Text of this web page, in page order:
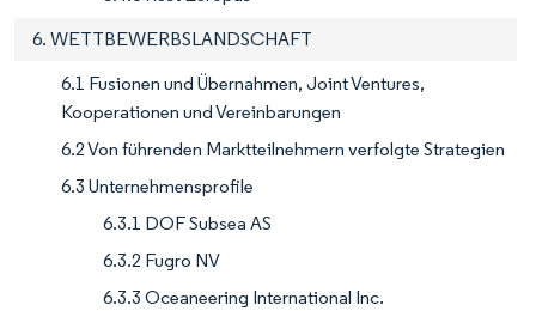
6. WETTBEWERBSLANDSCHAFT
6.1 Fusionen und Übernahmen, Joint Ventures,
Kooperationen und Vereinbarungen
6.2 Von führenden Marktteilnehmern verfolgte Strategien
6.3 Unternehmensprofile
6.3.1 DOF Subsea AS
6.3.2 Fugro NV
6.3.3 Oceaneering International Inc.